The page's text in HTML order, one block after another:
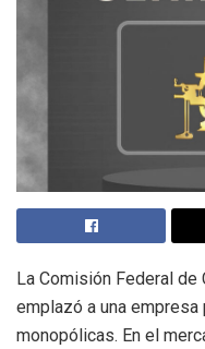
La Comisión Federal
emplazó a una
monopólicas. En el